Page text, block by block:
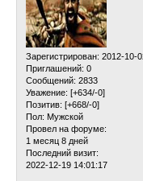
Зарегистрирован: 2012-10-
Приглашений: 0
Сообщений: 2833
Уважение: [+634/-0]
Позитив: [+668/-0]
Пол: Мужской
Провел на форуме:
1 месяц 8 дней
Последний визит:
2022-12-19 14:01:17